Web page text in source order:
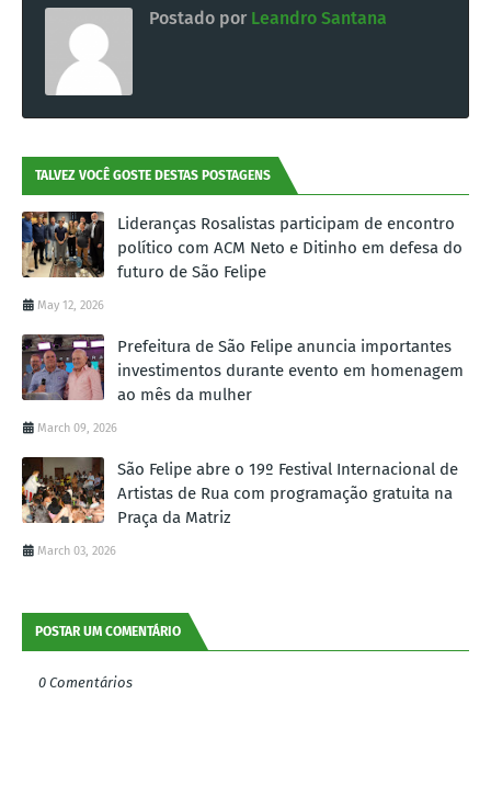
Postado por Leandro Santana
TALVEZ VOCÊ GOSTE DESTAS POSTAGENS
Lideranças Rosalistas participam de encontro
político com ACM Neto e Ditinho em defesa do
futuro de São Felipe
May 12, 2026
Prefeitura de São Felipe anuncia importantes
investimentos durante evento em homenagem
ao mês da mulher
March 09, 2026
São Felipe abre o 19º Festival Internacional de
Artistas de Rua com programação gratuita na
Praça da Matriz
March 03, 2026
POSTAR UM COMENTÁRIO
0 Comentários